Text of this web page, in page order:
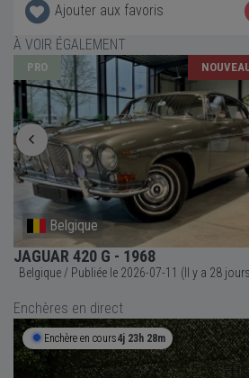
Ajouter aux favoris
À VOIR ÉGALEMENT
PRO
Belgique
JAGUAR 420 G - 1968
Belgique / Publiée le 2026-07-11 (Il y a 28
Enchères en direct
Enchère en cours4j 23h 28m